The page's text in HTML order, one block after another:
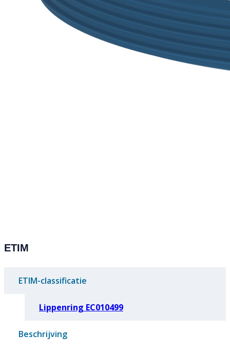
ETIM
ETIM-classificatie
Lippenring EC010499
Beschrijving